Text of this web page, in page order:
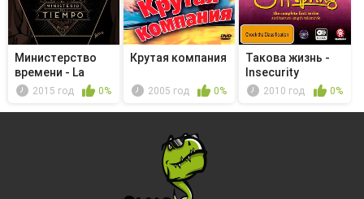
Министерство
времени - La
leyenda del...
2015 год 0%
Крутая компания
2005 год 0%
Такова жизнь -
Insecurity
2010 год 0%